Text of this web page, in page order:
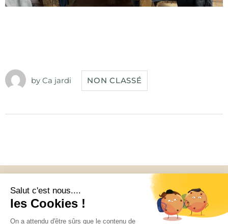
by Ca jardi NON CLASSÉ
Accueil De villa
Reviews